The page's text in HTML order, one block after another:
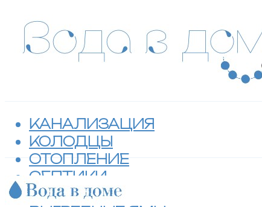
КАНАЛИЗАЦИЯ
КОЛОДЦЫ
ОТОПЛЕНИЕ
СЕПТИКИ
ТУАЛЕТЫ